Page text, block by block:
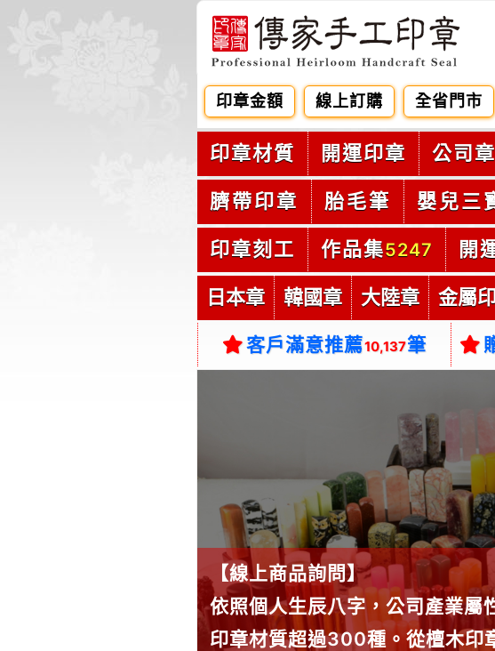
印章金額 線上訂購 全省門市
印章材質 開運印章 公司章
臍帶印章 胎毛筆 嬰兒三
印章刻工 作品集5247 開
日本章 韓國章 大陸章 金屬
客戶滿意推薦10,137筆
【線上商品詢問】
依照個人生辰八字，公司產業屬
印章材質超過300種。從檀木印